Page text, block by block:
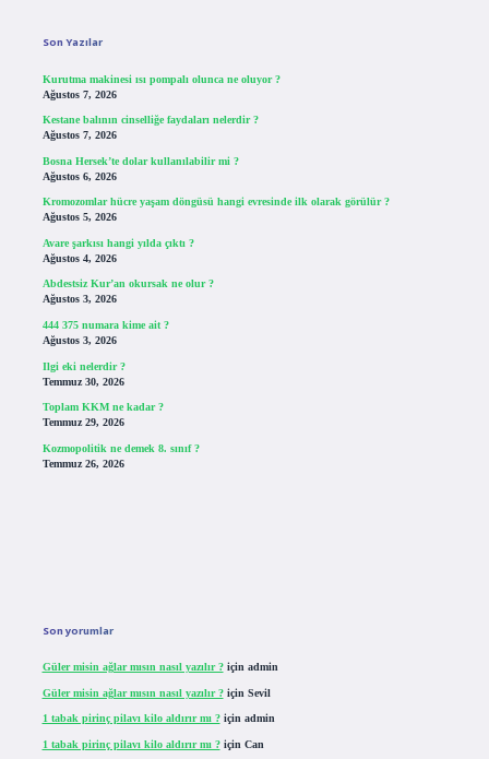
Son Yazılar
Kurutma makinesi ısı pompalı olunca ne oluyor ?
Ağustos 7, 2026
Kestane balının cinselliğe faydaları nelerdir ?
Ağustos 7, 2026
Bosna Hersek’te dolar kullanılabilir mi ?
Ağustos 6, 2026
Kromozomlar hücre yaşam döngüsü hangi evresinde ilk olarak görülür ?
Ağustos 5, 2026
Avare şarkısı hangi yılda çıktı ?
Ağustos 4, 2026
Abdestsiz Kur’an okursak ne olur ?
Ağustos 3, 2026
444 375 numara kime ait ?
Ağustos 3, 2026
Ilgi eki nelerdir ?
Temmuz 30, 2026
Toplam KKM ne kadar ?
Temmuz 29, 2026
Kozmopolitik ne demek 8. sınıf ?
Temmuz 26, 2026
Son yorumlar
Güler misin ağlar mısın nasıl yazılır ?için admin
Güler misin ağlar mısın nasıl yazılır ?için Sevil
1 tabak pirinç pilavı kilo aldırır mı ?için admin
1 tabak pirinç pilavı kilo aldırır mı ?için Can